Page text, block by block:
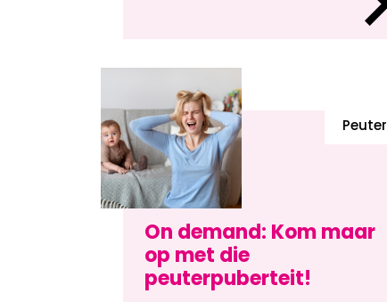
On demand: Kom maar
op met die
peuterpuberteit!
Peuter